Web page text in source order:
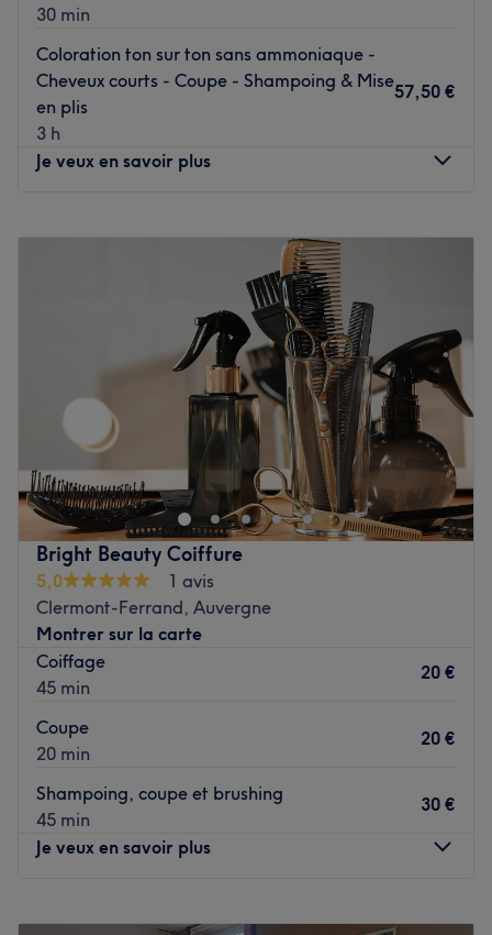
30 min
Coloration ton sur ton sans ammoniaque -
Cheveux courts - Coupe - Shampoing & Mise
en plis
3 h
57,50 €
Je veux en savoir plus
08:30
08:30
08:30
08:30
08:30 –15:00
Fermé
Bienvenue chez Coiffure Sylvie, un charmant salon de
coiffure mixte installé à Bourganeuf, dans la Creuse.
Sylvie accueille sa clientèle dans une ambiance
conviviale pour des prestations réalisées avec soin. Pour
une coupe sur mesure, une coloration ou encore un soin
capillaire, Sylvie s'entoure de marques de qualité comme
L'Oréal professionnel ou Majirel. Du mardi au samedi,
chez Coiffure Sylvie, on se détend tout en prenant soin de
sa chevelure grâce au savoir-faire de Sylvie.
Bright Beauty Coiffure
5,0
1 avis
Clermont-Ferrand, Auvergne
Montrer sur la carte
Coiffage
45 min
20 €
Coupe
20 min
20 €
Shampoing, coupe et brushing
45 min
30 €
Je veux en savoir plus